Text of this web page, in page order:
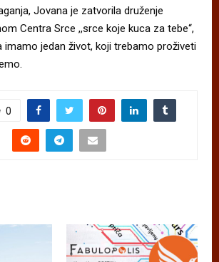
Jovana je zatvorila druženje
Centra Srce ,,srce koje kuca za tebe“,
imamo jedan život, koji trebamo proživeti
0